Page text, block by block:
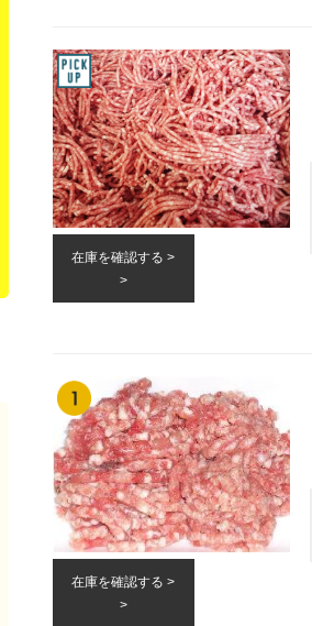
在庫を確認する
在庫を確認する